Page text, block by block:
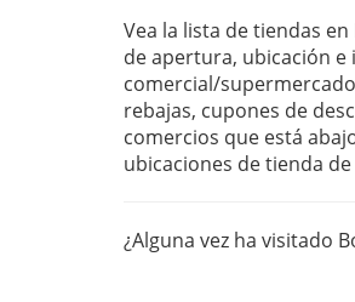
Vea la lista de tiendas
de apertura, ubicación
comercial/
rebajas, cupones de
comercios que está
ubicaciones de tienda
¿Alguna vez ha visitado